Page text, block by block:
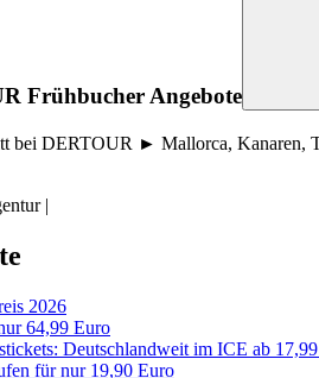
Frühbucher Angebote
bei DERTOUR ► Mallorca, Kanaren,
|
2026
64,99 Euro
Deutschlandweit im ICE ab
für nur 19,90 Euro